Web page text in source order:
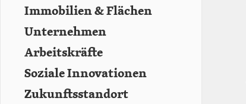
Immobilien & Flächen
Unternehmen
Arbeitskräfte
Soziale Innovationen
Zukunftsstandort